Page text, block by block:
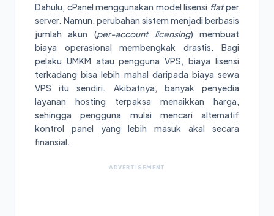
Dahulu, cPanel menggunakan model lisensi flatper
server. Namun, perubahan sistem menjadi berbasis
jumlah akun (per-account licensing) membuat
biaya operasional membengkak drastis. Bagi
pelaku UMKM atau pengguna VPS, biaya lisensi
terkadang bisa lebih mahal daripada biaya sewa
VPS itu sendiri. Akibatnya, banyak penyedia
layanan hosting terpaksa menaikkan harga,
sehingga pengguna mulai mencari alternatif
kontrol panel yang lebih masuk akal secara
finansial.
ADVERTISEMENT